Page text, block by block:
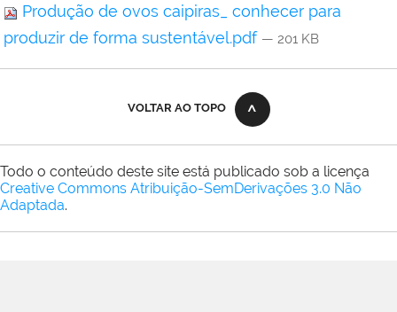
Produção de ovos caipiras_ conhecer para
produzir de forma sustentável.pdf — 201 KB
VOLTAR AO TOPO
Todo o conteúdo deste site está publicado sob a licença
Creative Commons Atribuição-SemDerivações 3.0 Não
Adaptada.